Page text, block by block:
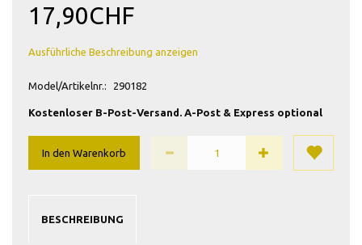
17,90CHF
Ausführliche Beschreibung anzeigen
Model/Artikelnr.: 290182
Kostenloser B-Post-Versand. A-Post & Express optional
In den Warenkorb
BESCHREIBUNG